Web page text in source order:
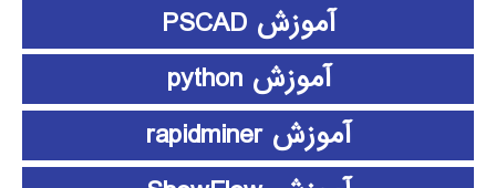
آموزش PSCAD
آموزش python
آموزش rapidminer